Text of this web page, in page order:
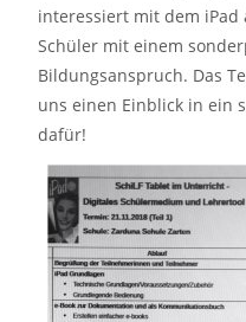
interessiert mit dem
Schüler mit einem
Bildungsanspruch. Das
uns einen Einblick in ein
dafür!